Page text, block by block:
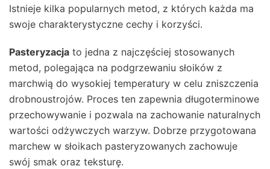
Istnieje kilka popularnych metod, z których każda ma
swoje charakterystyczne cechy i korzyści.
Pasteryzacja to jedna z najczęściej stosowanych
metod, polegająca na podgrzewaniu słoików z
marchwią do wysokiej temperatury w celu zniszczenia
drobnoustrojów. Proces ten zapewnia długoterminowe
przechowywanie i pozwala na zachowanie naturalnych
wartości odżywczych warzyw. Dobrze przygotowana
marchew w słoikach pasteryzowanych zachowuje
swój smak oraz teksturę.